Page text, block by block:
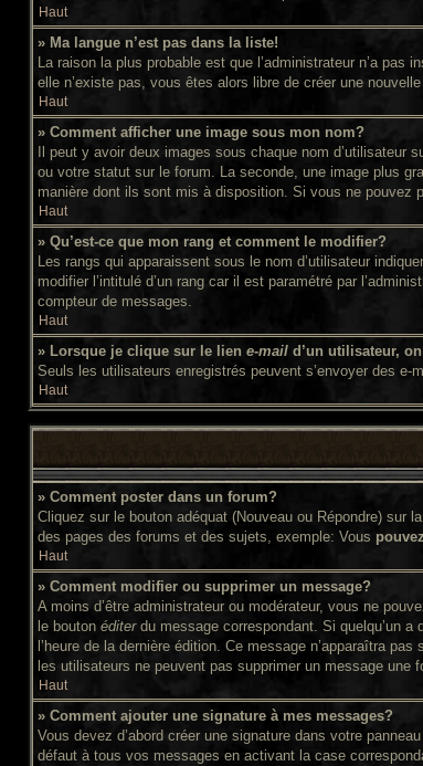
Haut
» Ma langue n’est pas dans la liste!
La raison la plus probable est que l’administrateur n’a pas
elle n’existe pas, vous êtes alors libre de créer une
Haut
» Comment afficher une image sous mon nom?
Il peut y avoir deux images sous chaque nom
ou votre statut sur le forum. La seconde, une image plus
manière dont ils sont mis à disposition. Si vous ne pouvez
Haut
» Qu’est-ce que mon rang et comment le modifier?
Les rangs qui apparaissent sous le nom d’utilisateur
modifier l’intitulé d’un rang car il est paramétré par
compteur de messages.
Haut
» Lorsque je clique sur le lien e-mail d’un utilisateur,
Seuls les utilisateurs enregistrés peuvent s’envoyer des
Haut
» Comment poster dans un forum?
Cliquez sur le bouton adéquat (Nouveau ou Répondre) sur
des pages des forums et des sujets, exemple: Vous pouvez
Haut
» Comment modifier ou supprimer un message?
A moins d’être administrateur ou modérateur, vous ne
le bouton éditerdu message correspondant. Si quelqu’un a
l’heure de la dernière édition. Ce message n’apparaîtra
les utilisateurs ne peuvent pas supprimer un message une
Haut
» Comment ajouter une signature à mes messages?
Vous devez d’abord créer une signature dans votre
défaut à tous vos messages en activant la case